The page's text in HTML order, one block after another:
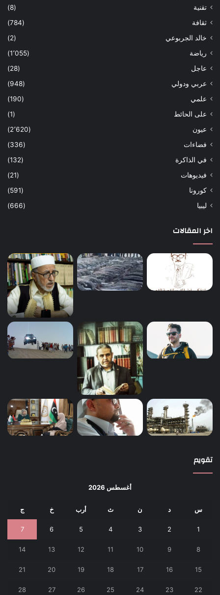
تقنية
(8)
ثقافة
(784)
خالد الجربوعي
(2)
رياضة
(1٬055)
عاجل
(28)
عربي ودولي
(948)
علمي
(190)
على الحائط
(1)
عيون
(2٬620)
فضاءات
(336)
في الذاكرة
(132)
فيديوهات
(21)
كورونا
(591)
ليبيا
(666)
اخر المقالات
تقويم
أغسطس 2026
س د ن ث أرب خ ج
1
2
3
4
5
6
7
8
9
10
11
12
13
14
15
16
17
18
19
20
21
22
23
24
25
26
27
28